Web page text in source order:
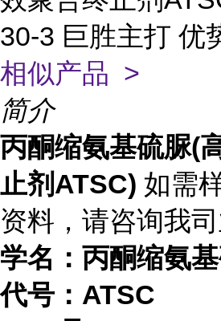
30-3 巨胜主打 优
相似产品 >
简介
丙酮缩氨基硫脲(
止剂ATSC) 如需
资料，请咨询我
学名：丙酮缩氨
代号：ATSC